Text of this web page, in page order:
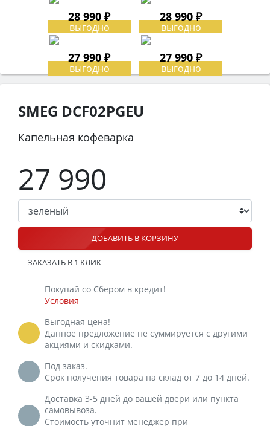
28 990 ₽ 28 990 ₽
27 990 ₽ 27 990 ₽
SMEG DCF02PGEU
Капельная кофеварка
27 990
ДОБАВИТЬ В КОРЗИНУ
ЗАКАЗАТЬ В 1 КЛИК
Покупай со Сбером в кредит!
Условия
Выгодная цена!
Данное предложение не суммируется с другими
акциями и скидками.
Под заказ.
Срок получения товара на склад от 7 до 14 дней.
Доставка 3-5 дней до вашей двери или пункта
самовывоза.
Стоимость уточнит менеджер при